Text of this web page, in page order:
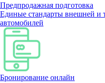
Предпродажная подготовка
Единые стандарты внешней и
автомобилей
Бронирование онлайн